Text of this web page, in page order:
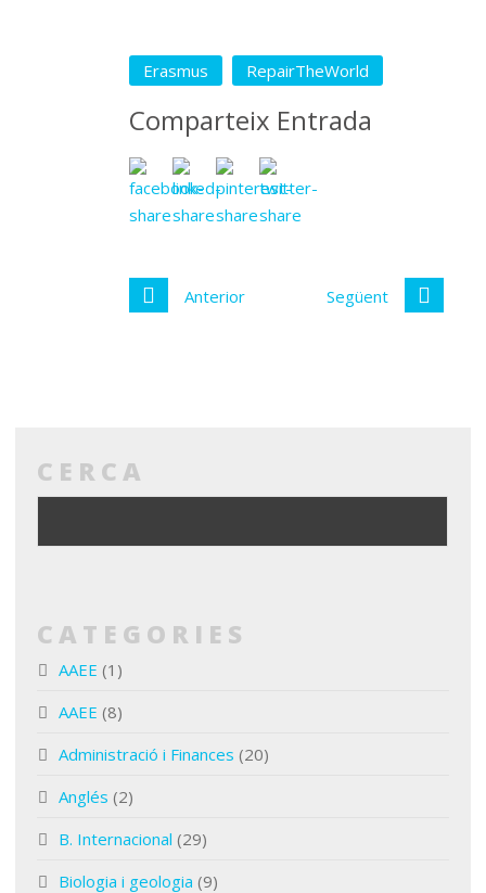
Erasmus RepairTheWorld
Comparteix Entrada
Anterior Següent
CERCA
CATEGORIES
AAEE (1)
AAEE (8)
Administració i Finances (20)
Anglés (2)
B. Internacional (29)
Biologia i geologia (9)